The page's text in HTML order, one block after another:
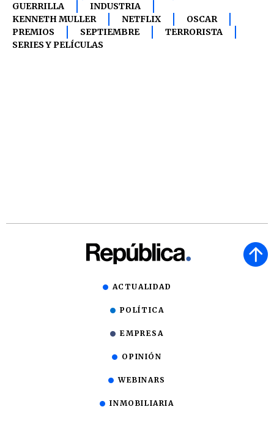
GUERRILLA
INDUSTRIA
KENNETH MULLER
NETFLIX
OSCAR
PREMIOS
SEPTIEMBRE
TERRORISTA
SERIES Y PELÍCULAS
ACTUALIDAD
POLÍTICA
EMPRESA
OPINIÓN
WEBINARS
INMOBILIARIA